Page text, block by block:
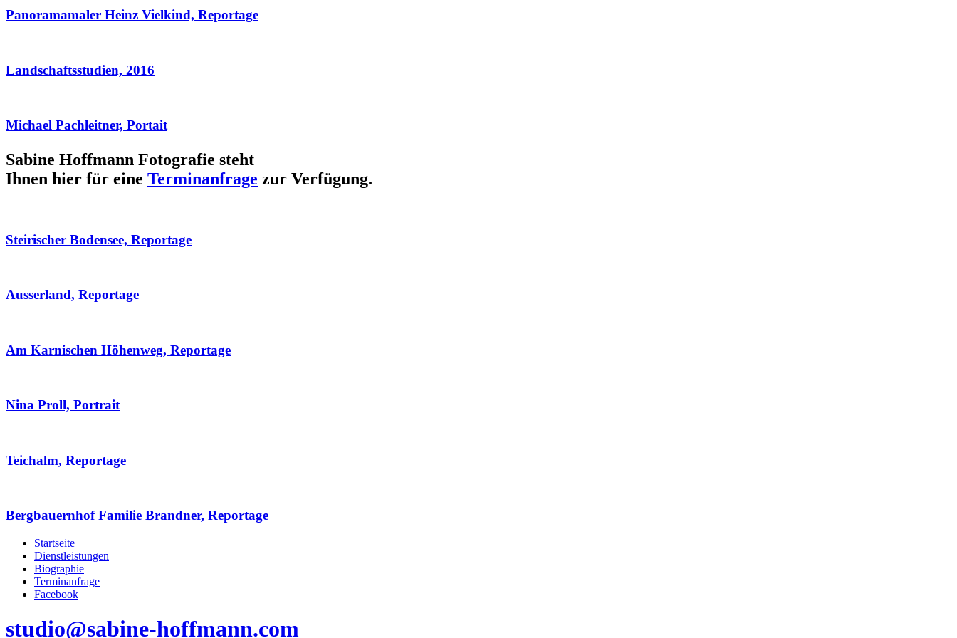
Panoramamaler Heinz Vielkind, Reportage
Landschaftsstudien, 2016
Michael Pachleitner, Portait
Sabine Hoffmann Fotografie steht
Ihnen hier für eine Terminanfrage zur Verfügung.
Steirischer Bodensee, Reportage
Ausserland, Reportage
Am Karnischen Höhenweg, Reportage
Nina Proll, Portrait
Teichalm, Reportage
Bergbauernhof Familie Brandner, Reportage
Startseite
Dienstleistungen
Biographie
Terminanfrage
Facebook
studio@sabine-hoffmann.com